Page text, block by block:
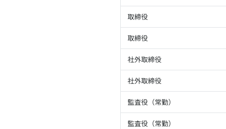
取締役
取締役
社外取締役
社外取締役
監査役（常勤）
監査役（常勤）